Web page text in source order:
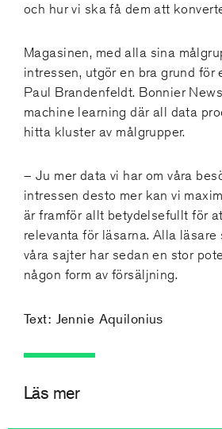
och hur vi ska få dem att
Magasinen, med alla sina
intressen, utgör en bra grund för
Paul Brandenfeldt. Bonnier
machine learning där all data
hitta kluster av målgrupper.
– Ju mer data vi har om våra
intressen desto mer kan vi
är framför allt betydelsefullt för
relevanta för läsarna. Alla läsare
våra sajter har sedan en stor
någon form av försäljning.
Text: Jennie Aquilonius
Läs mer